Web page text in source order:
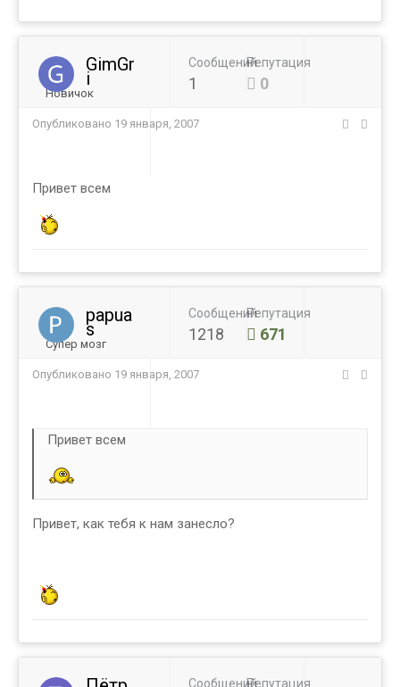
GimGr
i
Новичок
Сообщений
1
Репутация
0
Опубликовано 19 января, 2007
Привет всем
papua
s
Супер мозг
Сообщений
1218
Репутация
671
Опубликовано 19 января, 2007
Привет всем
Привет, как тебя к нам занесло?
СообщенийРепутация